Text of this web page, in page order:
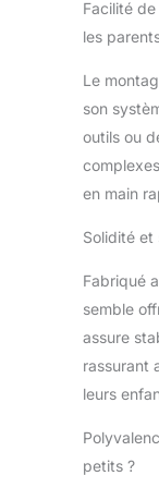
Facilité
les
Le
son
outils ou
en main
Solidité et
Fabriqué
semble
assure
rassurant
leurs
petits ?